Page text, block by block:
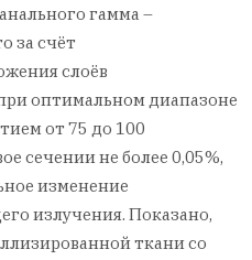
гамма –
за счёт
слоёв
оптимальном диапазоне
от 75 до 100
сечении не более 0,05%,
изменение
излучения. Показано,
ткани со